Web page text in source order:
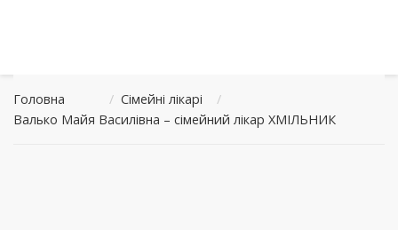
Головна / Сімейні лікарі
/
Валько Майя Василівна – сімейний лікар ХМІЛЬНИК